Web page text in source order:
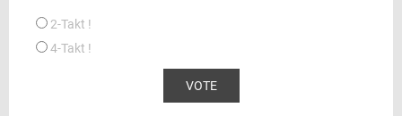
2-Takt !
4-Takt !